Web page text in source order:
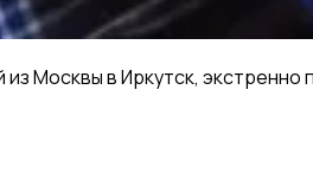
Москвы в Иркутск,